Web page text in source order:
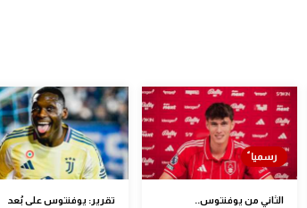
الثاني من يوفنتوس..
تقرير: يوفنتوس على بُعد